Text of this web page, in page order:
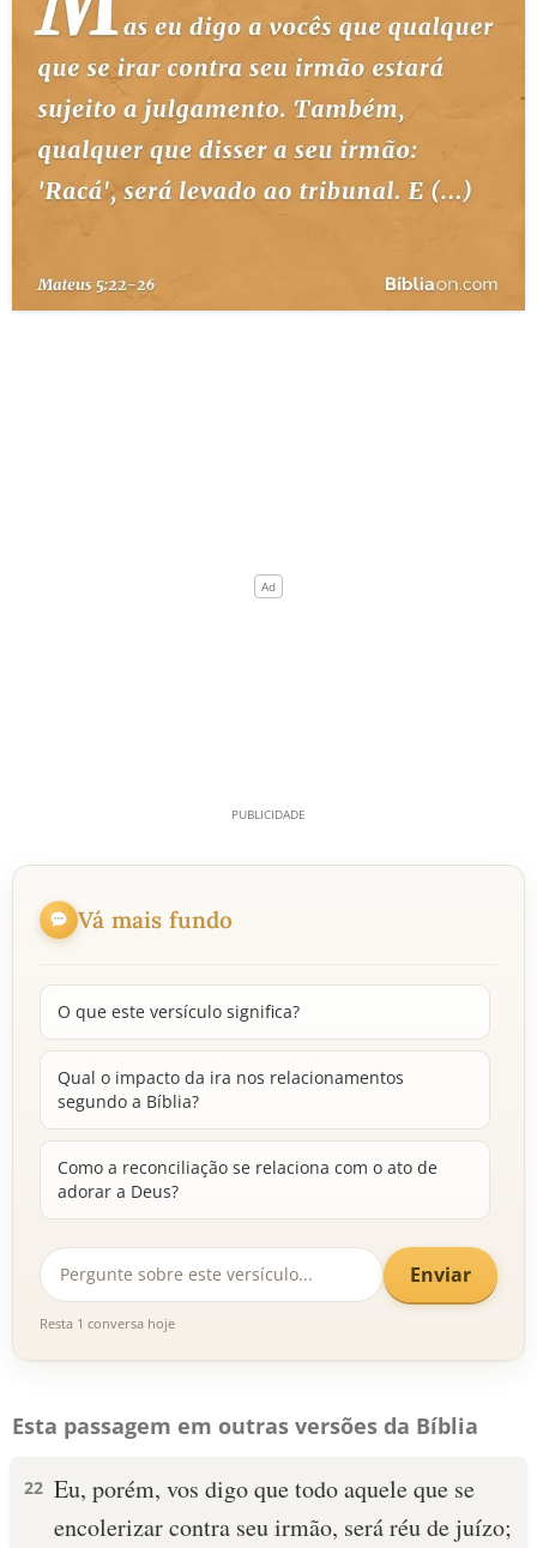
Vá mais fundo
O que este versículo significa?
Qual o impacto da ira nos relacionamentos
segundo a Bíblia?
Como a reconciliação se relaciona com o ato de
adorar a Deus?
Enviar
Resta 1 conversa hoje
Esta passagem em outras versões da Bíblia
22 Eu, porém, vos digo que todo aquele que se
encolerizar contra seu irmão, será réu de juízo;